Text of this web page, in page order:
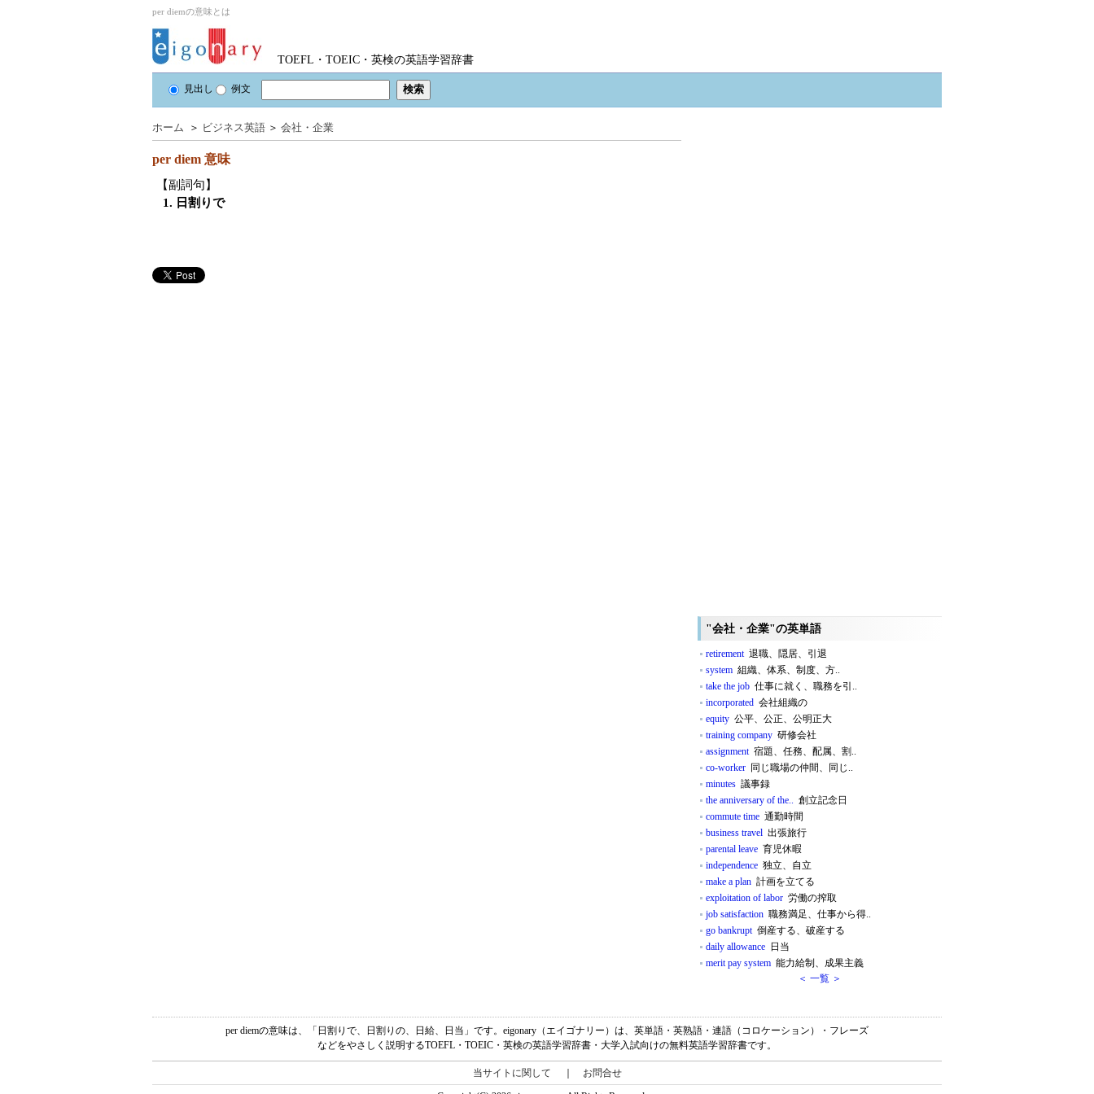
per diemの意味とは
TOEFL・TOEIC・英検の英語学習辞書
見出し 例文
ホーム ＞ ビジネス英語 ＞ 会社・企業
per diem 意味
【副詞句】
1. 日割りで
"会社・企業"の英単語
retirement退職、隠居、引退
system 組織、体系、制度、方..
take the job 仕事に就く、職務を引..
incorporated 会社組織の
equity 公平、公正、公明正大
training company 研修会社
assignment宿題、任務、配属、割..
co-worker 同じ職場の仲間、同じ..
minutes 議事録
the anniversary of the.. 創立記念日
commute time 通勤時間
business travel 出張旅行
parental leave 育児休暇
independence 独立、自立
make a plan 計画を立てる
exploitation of labor 労働の搾取
job satisfaction 職務満足、仕事から得..
go bankrupt倒産する、破産する
daily allowance 日当
merit pay system 能力給制、成果主義
＜ 一覧 ＞
per diemの意味は、「日割りで、日割りの、日給、日当」です。eigonary（エイゴナリー）は、英単語・英熟語・連語（コロケーション）・フレーズ
などをやさしく説明するTOEFL・TOEIC・英検の英語学習辞書・大学入試向けの無料英語学習辞書です。
当サイトに関して お問合せ